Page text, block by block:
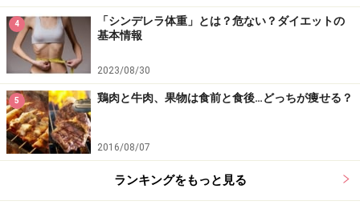
4
「シンデレラ体重」とは？危ない？ダイエットの
基本情報
2023/08/30
5 鶏肉と牛肉、果物は食前と食後…どっちが痩せる？
2016/08/07
ランキングをもっと見る